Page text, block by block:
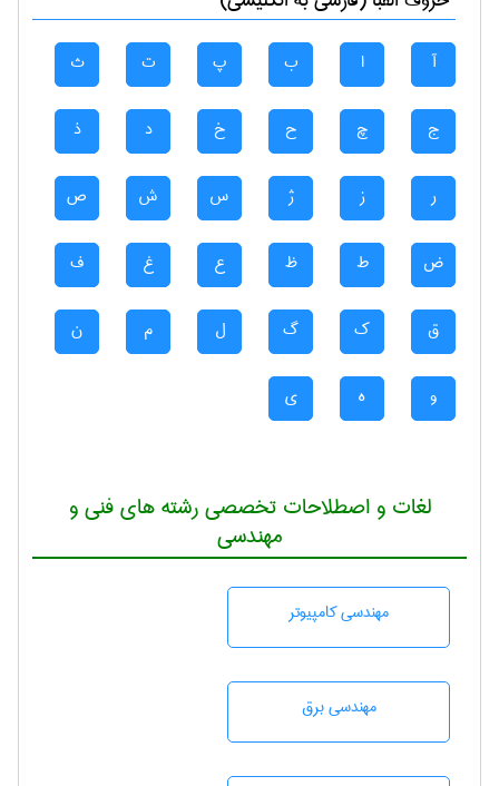
آ ا ب پ ت ث
ج چ ح خ د ذ
ر ز ژ س ش ص
ض ط ظ ع غ ف
ق ک گ ل م ن
و ه ی
لغات و اصطلاحات تخصصی رشته های فنی و
مهندسی
مهندسی كامپيوتر
مهندسی برق